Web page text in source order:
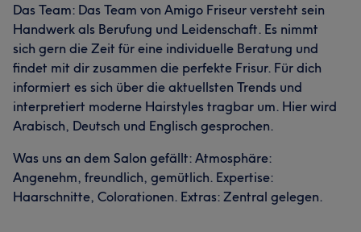
Das Team: Das Team von Amigo Friseur versteht sein
Handwerk als Berufung und Leidenschaft. Es nimmt
sich gern die Zeit für eine individuelle Beratung und
findet mit dir zusammen die perfekte Frisur. Für dich
informiert es sich über die aktuellsten Trends und
interpretiert moderne Hairstyles tragbar um. Hier wird
Arabisch, Deutsch und Englisch gesprochen.
Was uns an dem Salon gefällt: Atmosphäre:
Angenehm, freundlich, gemütlich. Expertise:
Haarschnitte, Colorationen. Extras: Zentral gelegen.